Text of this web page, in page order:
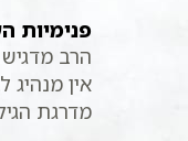
פנימיות
הרב
אין
מדרגת